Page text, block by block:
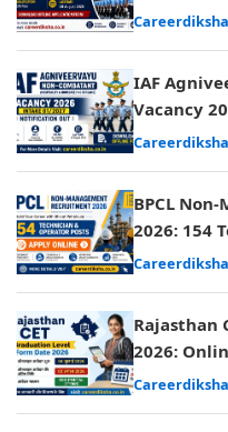
Careerdiksha
IAF
Vacancy
01/2027,
Careerdiksha
BPCL
2026: 154
Careerdiksha
Rajasthan
2026:
Online
Careerdiksha